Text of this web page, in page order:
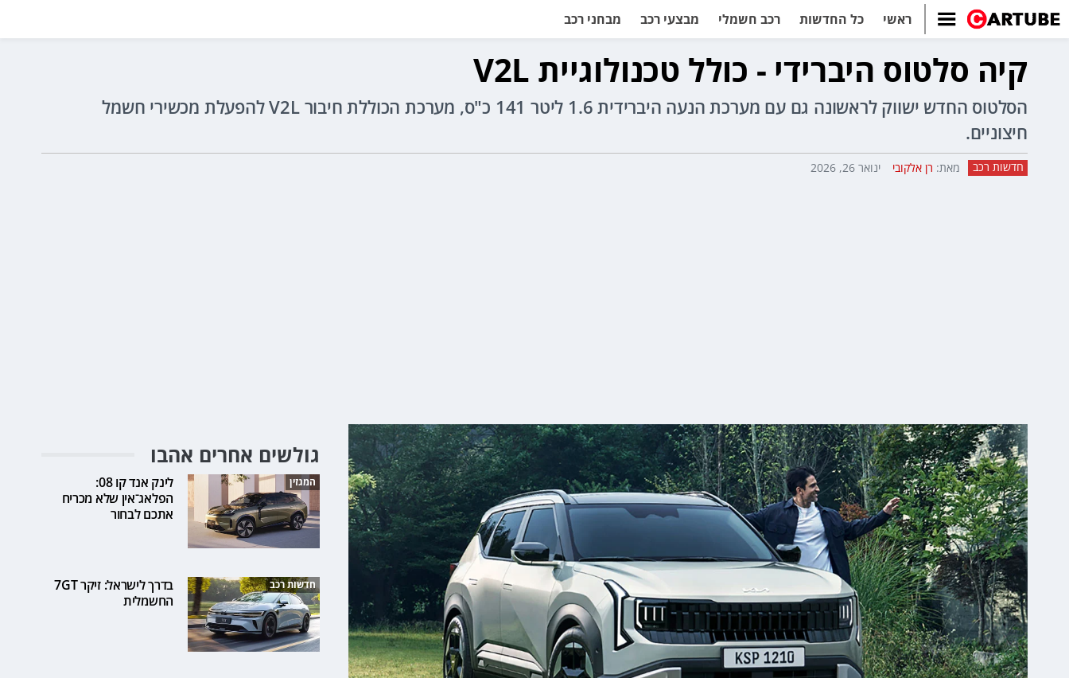
ראשי כל החדשות רכב חשמלי מבצעי רכב מבחני רכב
קיה סלטוס היברידי - כולל טכנולוגיית V2L
הסלטוס החדש ישווק לראשונה גם עם מערכת הנעה היברידית 1.6 ליטר 141 כ"ס, מערכת הכוללת חיבור V2L להפעלת מכשירי חשמל
חיצוניים.
חדשות רכב מאת: רן אלקובי ינואר 26, 2026
גולשים אחרים אהבו
המגזין
לינק אנד קו 08:
הפלאג־אין שלא מכריח
אתכם לבחור
חדשות רכב
בדרך לישראל: זיקר 7GT
החשמלית